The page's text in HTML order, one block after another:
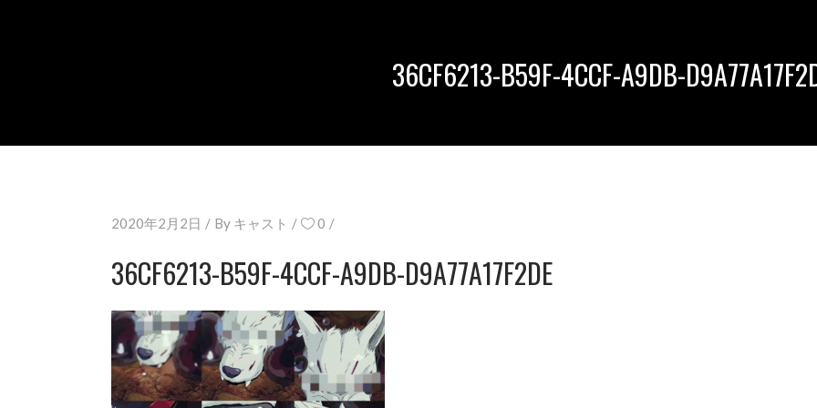
36CF6213-B59F-4CCF-A9DB-
2020年2月2日 By キャスト 0
36CF6213-B59F-4CCF-A9DB-D9A77A17F2DE